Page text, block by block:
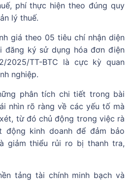
phí thực hiện theo đúng quy
lý thuế.
giá theo 05 tiêu chí nhận diện
đăng ký sử dụng hóa đơn điện
2025/TT-BTC là cực kỳ quan
nghiệp.
phân tích chi tiết trong bài
nhìn rõ ràng về các yếu tố mà
từ đó chủ động trong việc rà
động kinh doanh để đảm bảo
giảm thiểu rủi ro bị thanh tra,
tảng tài chính minh bạch và